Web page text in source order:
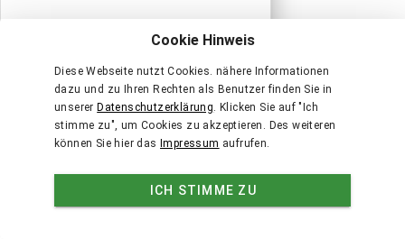
Cookie Hinweis
Diese Webseite nutzt Cookies. nähere Informationen
dazu und zu Ihren Rechten als Benutzer finden Sie in
unserer Datenschutzerklärung. Klicken Sie auf "Ich
stimme zu", um Cookies zu akzeptieren. Des weiteren
können Sie hier das Impressum aufrufen.
ICH STIMME ZU